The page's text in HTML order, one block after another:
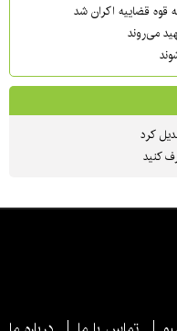
قضاییه اکران شد
می‌روند
کرد
کنید